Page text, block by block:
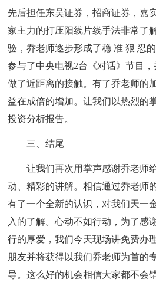
先后担任东吴证券，招商证券，嘉
家主力的打压阳线片线手法非常了
验，乔老师逐步形成了稳 准 狠 忍
参与了中央电视2台《对话》节目
做了近距离的接触。有了乔老师的
益在成倍的增加。让我们以热烈的
投资分析报告。
三、结尾
让我们再次用掌声感谢乔老师
动、精彩的讲解。相信通过乔老师
有了一个全新的认识，对我们天一
入的了解。心动不如行动，为了感
行的厚爱，我们今天现场讲免费办
朋友并将获得以我们乔老师为首的
导。这么好的机会相信大家都不会